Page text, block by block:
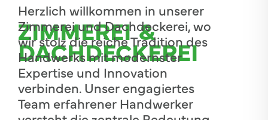
ZIMMEREI &
DACHDECKEREI
Herzlich willkommen in unserer
Zimmerei und Dachdeckerei, wo
wir stolz die reiche Tradition des
Handwerks mit modernster
Expertise und Innovation
verbinden. Unser engagiertes
Team erfahrener Handwerker